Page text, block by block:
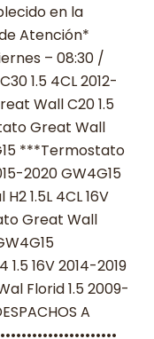
en la
Atención*
– 08:30 /
1.5 4CL 2012-
Wall C20 1.5
Great Wall
***Termostato
2020 GW4G15
1.5L 4CL 16V
Great Wall
16V 2014-2019
Florid 1.5 2009-
A